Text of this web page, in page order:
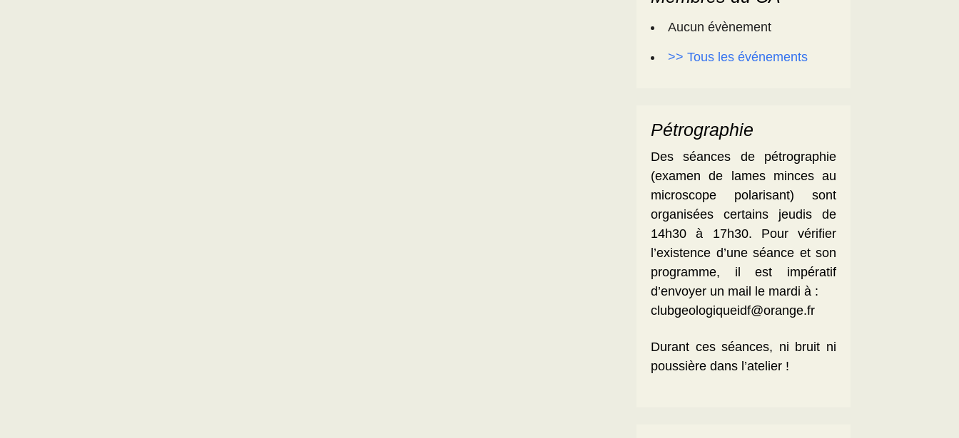
Aucun évènement
>> Tous les événements
Pétrographie
Des séances de pétrographie
(examen de lames minces au
microscope polarisant) sont
organisées certains jeudis de
14h30 à 17h30. Pour vérifier
l’existence d’une séance et son
programme, il est impératif
d’envoyer un mail le mardi à :
clubgeologiqueidf@orange.fr
Durant ces séances, ni bruit ni
poussière dans l’atelier !